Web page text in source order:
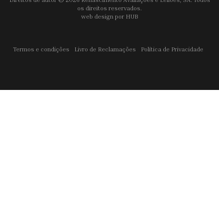
os direitos reservados.
web design por HUB
Termos e condições Livro de Reclamações Política de Privacidade